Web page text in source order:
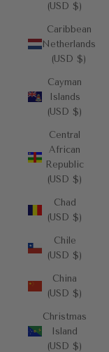
(USD $)
Caribbean
Netherlands
(USD $)
Cayman
Islands
(USD $)
Central
African
Republic
(USD $)
Chad
(USD $)
Chile
(USD $)
China
(USD $)
Christmas
Island
(USD $)